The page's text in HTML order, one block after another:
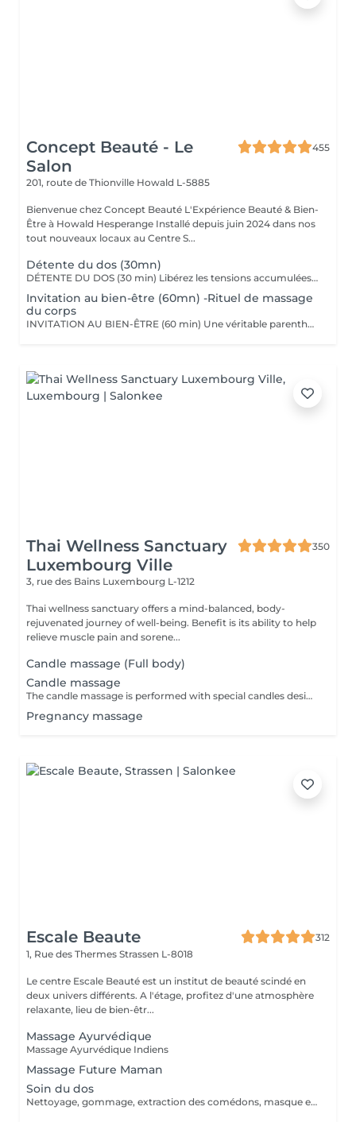
Concept Beauté - Le
Salon
455
201, route de Thionville Howald L-5885
Bienvenue chez Concept Beauté L'Expérience Beauté & Bien-
Être à Howald Hesperange Installé depuis juin 2024 dans nos
tout nouveaux locaux au Centre S...
Détente du dos (30mn)
DÉTENTE DU DOS (30 min) Libérez les tensions accumulées avec ce massage ciblé du dos, des épaules et de la nuque. Grâce à des manuvres profondes et enveloppantes, ce soin soulage les tensions musculaires, améliore la circulation et procure une sensation immédiate de relaxation. Nous utilisons les huiles aromatiques Comfort Zone, riches en extraits naturels apaisants, pour nourrir la peau tout en offrant un véritable moment de lâcher-prise. Comfort Zone, marque italienne de soins haut de gamme, allie science et nature pour offrir des produits efficaces, sensoriels et respectueux de l'environnement. Formulés avec des ingrédients d'origine naturelle et issus de l'agriculture régénérative, sans silicones ni parabènes, leurs produits garantissent une expérience bien-être complète, tout en respectant votre peau et la planète.
Invitation au bien-être (60mn) -Rituel de massage
du corps
INVITATION AU BIEN-ÊTRE (60 min) Une véritable parenthèse de relaxation avec un massage complet du corps qui harmonise les énergies et procure une détente profonde. Grâce à des mouvements fluides et enveloppants, ce soin relâche les tensions musculaires, apaise le mental et redonne vitalité et sérénité. Nous utilisons les huiles et baumes sensoriels Comfort Zone, enrichis en huiles essentielles et ingrédients issus de l'agriculture régénérative, pour une expérience à la fois relaxante et écoresponsable.
Thai Wellness Sanctuary
Luxembourg Ville
350
3, rue des Bains Luxembourg L-1212
Thai wellness sanctuary offers a mind-balanced, body-
rejuvenated journey of well-being. Benefit is its ability to help
relieve muscle pain and sorene...
Candle massage (Full body)
Candle massage
The candle massage is performed with special candles designed to be only for massage This massage is perfect for relaxing your back muscles and your skin warming up your body to be deep relaxing by the senses of the smell
Pregnancy massage
Escale Beaute
312
1, Rue des Thermes Strassen L-8018
Le centre Escale Beauté est un institut de beauté scindé en
deux univers différents. A l'étage, profitez d'une atmosphère
relaxante, lieu de bien-êtr...
Massage Ayurvédique
Massage Ayurvédique Indiens
Massage Future Maman
Soin du dos
Nettoyage, gommage, extraction des comédons, masque et massage